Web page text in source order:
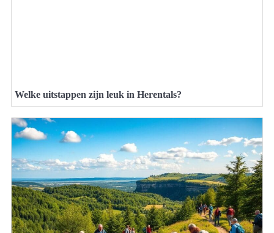
Welke uitstappen zijn leuk in Herentals?